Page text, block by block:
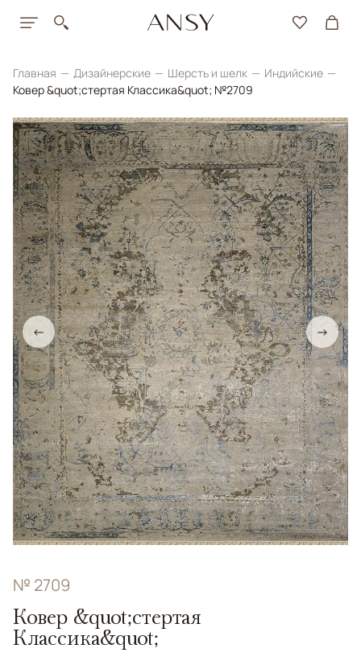
Главная Дизайнерские Шерсть и шелк
Индийские
Ковер &quot;стертая Классика&quot; №2709
← →
№ 2709
Ковер &quot;стертая
Классика&quot;